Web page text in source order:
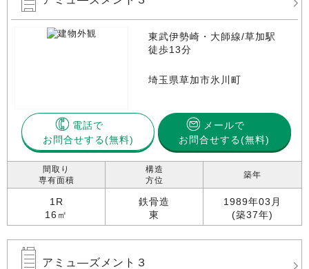
東武伊勢崎・大師線/草加駅
徒歩13分
埼玉県草加市氷川町
電話で
お問合せする
メールで
お問合せする(無料)
間取り
専有面積
1R
16㎡
構造
方位
鉄骨造
東
築年
1989年03月
(築37年)
アミュ―ズメント３